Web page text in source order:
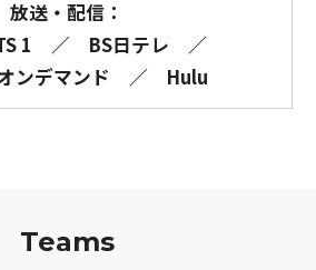
放送・配信：
1
／ BS日テレ
／
ンデマンド
／ Hulu
Teams